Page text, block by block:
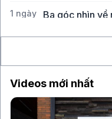
1 ngày
Ba góc nhìn
Videos mới nhất